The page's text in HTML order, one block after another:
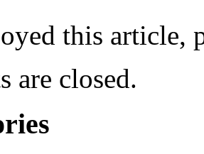
this article,
are closed.